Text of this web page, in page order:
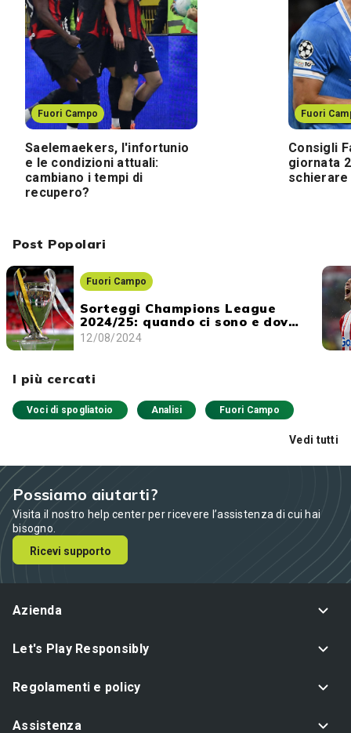
Post Popolari
Fuori Campo
Sorteggi Champions League
2024/25: quando ci sono e dove
vederli
12/08/2024
I più cercati
Voci di spogliatoio Analisi Fuori Campo
Vedi tutti
Fuori Campo
Saelemaekers, l'infortunio
e le condizioni attuali:
cambiano i tempi di
recupero?
Fuori
Consigli
giornata
Possiamo aiutarti?
Visita il nostro help center per ricevere l’assistenza di cui hai
bisogno.
Ricevi supporto
Azienda
Let's Play Responsibly
Regolamenti e policy
Assistenza